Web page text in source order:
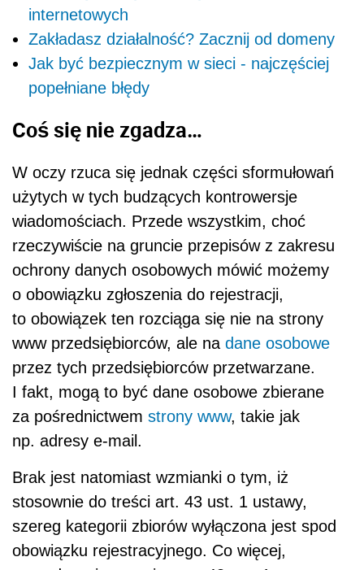
internetowych
Zakładasz działalność? Zacznij od domeny
Jak być bezpiecznym w sieci - najczęściej
popełniane błędy
Coś się nie zgadza…
W oczy rzuca się jednak części sformułowań
użytych w tych budzących kontrowersje
wiadomościach. Przede wszystkim, choć
rzeczywiście na gruncie przepisów z zakresu
ochrony danych osobowych mówić możemy
o obowiązku zgłoszenia do rejestracji,
to obowiązek ten rozciąga się nie na strony
www przedsiębiorców, ale na dane osobowe
przez tych przedsiębiorców przetwarzane.
I fakt, mogą to być dane osobowe zbierane
za pośrednictwem strony www, takie jak
np. adresy e-mail.
Brak jest natomiast wzmianki o tym, iż
stosownie do treści art. 43 ust. 1 ustawy,
szereg kategorii zbiorów wyłączona jest spod
obowiązku rejestracyjnego. Co więcej,